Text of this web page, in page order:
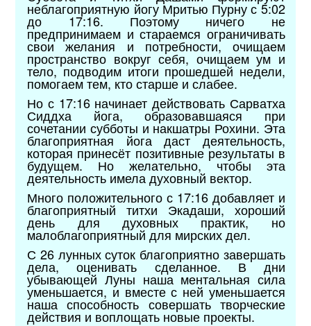
неблагоприятную йогу Мритью Пурну с 5:02
до 17:16. Поэтому ничего не
предпринимаем и стараемся ограничивать
свои желания и потребности, очищаем
пространство вокруг себя, очищаем ум и
тело, подводим итоги прошедшей недели,
помогаем тем, кто старше и слабее.
Но с 17:16 начинает действовать Сарватха
Сиддха йога, образовавшаяся при
сочетании субботы и накшатры Рохини. Эта
благоприятная йога даст деятельность,
которая принесёт позитивные результаты в
будущем. Но желательно, чтобы эта
деятельность имела духовный вектор.
Много положительного с 17:16 добавляет и
благоприятный титхи Экадаши, хороший
день для духовных практик, но
малоблагоприятный для мирских дел.
С 26 лунных суток благоприятно завершать
дела, оценивать сделанное. В дни
убывающей Луны наша ментальная сила
уменьшается, и вместе с ней уменьшается
наша способность совершать творческие
действия и воплощать новые проекты.